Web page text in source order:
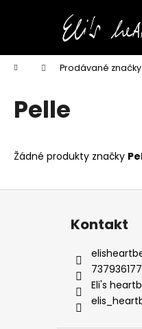
Domů Prodávané značky
Pelle
Žádné produkty značky
í
Zpět
do
obchodu
Zpět
do
obchodu
Z
Kontakt
737936177
Eli's